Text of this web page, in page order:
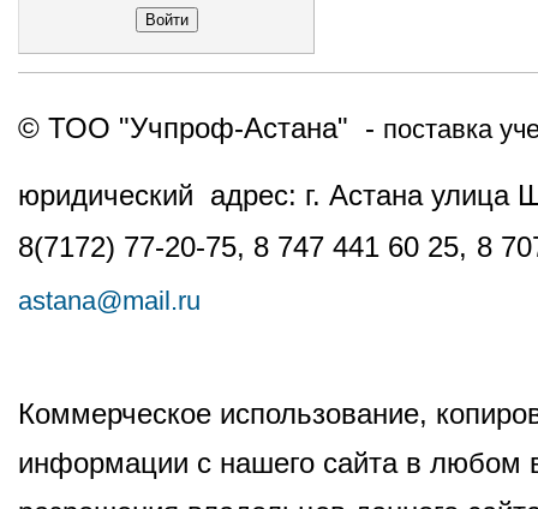
© ТОО "Учпроф-Астана" - поставка
юридический адрес: г. Астана
8(7172) 77-20-75, 8 747 441 60 25, 8
astana@mail.ru
Коммерческое использование,
информации с нашего сайта в любом